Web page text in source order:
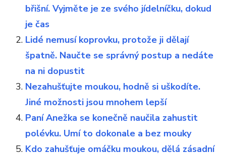
břišní. Vyjměte je ze svého jídelníčku, dokud
je čas
Lidé nemusí koprovku, protože ji dělají
špatně. Naučte se správný postup a nedáte
na ni dopustit
Nezahušťujte moukou, hodně si uškodíte.
Jiné možnosti jsou mnohem lepší
Paní Anežka se konečně naučila zahustit
polévku. Umí to dokonale a bez mouky
Kdo zahušťuje omáčku moukou, dělá zásadní